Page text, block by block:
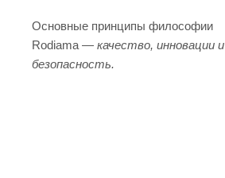
Основные принципы философии
Rodiama — качество, инновации и
безопасность.